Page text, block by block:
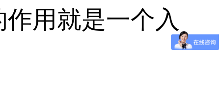
用就是一个入